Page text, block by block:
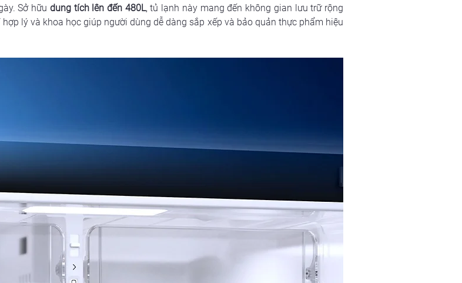
Sở hữu dung tích lên đến 480L, tủ lạnh này mang đến không gian lưu trữ rộng
lý và khoa học giúp người dùng dễ dàng sắp xếp và bảo quản thực phẩm hiệu